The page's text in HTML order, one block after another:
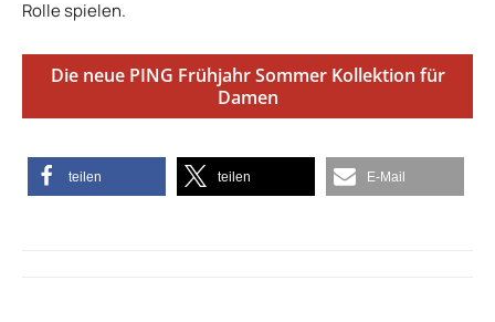
Rolle spielen.
Die neue PING Frühjahr Sommer Kollektion für
Damen
teilen teilen E-Mail